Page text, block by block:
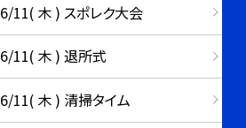
6/11( 木 ) スポレク大会
6/11( 木 ) 退所式
6/11( 木 ) 清掃タイム